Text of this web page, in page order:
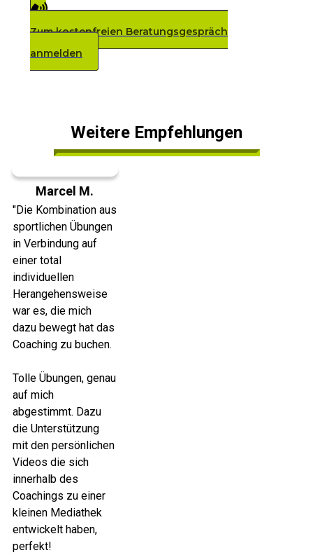
Zum kostenfreien Beratungsgespräch
anmelden
Weitere Empfehlungen
Marcel M.
"Die Kombination aus
sportlichen Übungen
in Verbindung auf
einer total
individuellen
Herangehensweise
war es, die mich
dazu bewegt hat das
Coaching zu buchen.
Tolle Übungen, genau
auf mich
abgestimmt. Dazu
die Unterstützung
mit den persönlichen
Videos die sich
innerhalb des
Coachings zu einer
kleinen Mediathek
entwickelt haben,
perfekt!